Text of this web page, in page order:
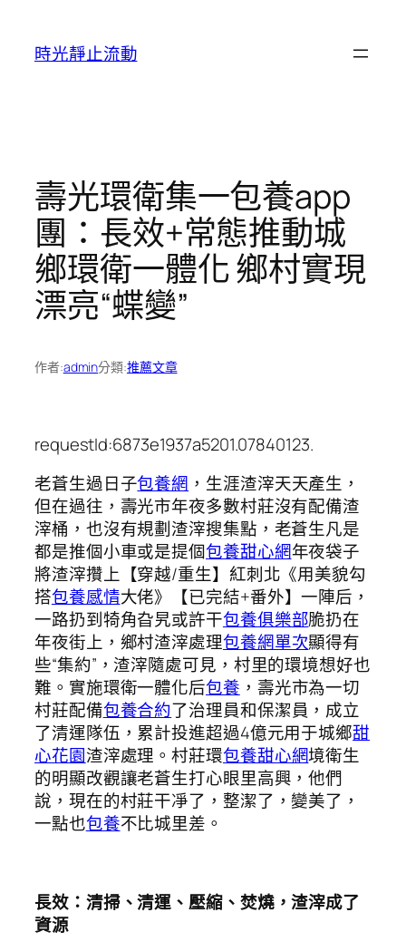
時光靜止流動
壽光環衛集一包養app
團：長效+常態推動城
鄉環衛一體化 鄉村實現
漂亮“蝶變”
作者:admin分類:推薦文章
requestId:6873e1937a5201.07840123.
老蒼生過日子包養網 ，生涯渣滓天天產生，
但在過往，壽光市年夜多數村莊沒有配備渣
滓桶，也沒有規劃渣滓搜集點，老蒼生凡是
都是推個小車或是提個包養甜心網年夜袋子
將渣滓攢上【穿越/重生】紅刺北《用美貌勾
搭包養感情大佬》【已完結+番外】一陣后，
一路扔到犄角旮旯或許干包養俱樂部脆扔在
年夜街上，鄉村渣滓處理包養網單次顯得有
些“集約”，渣滓隨處可見，村里的環境想好也
難。實施環衛一體化后包養 ，壽光市為一切
村莊配備包養合約了治理員和保潔員，成立
了清運隊伍，累計投進超過4億元用于城鄉甜
心花園渣滓處理。村莊環包養甜心網境衛生
的明顯改觀讓老蒼生打心眼里高興，他們
說，現在的村莊干凈了，整潔了，變美了，
一點也包養不比城里差。
長效：清掃、清運、壓縮、焚燒，渣滓成了
資源